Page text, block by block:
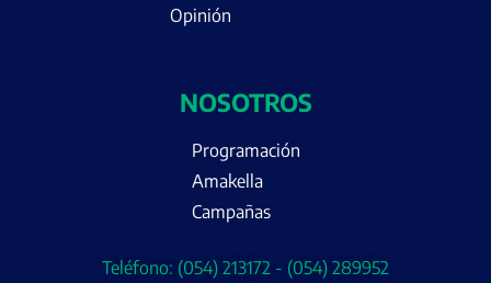
Opinión
NOSOTROS
Programación
Amakella
Campañas
Teléfono: (054) 213172 - (054) 289952